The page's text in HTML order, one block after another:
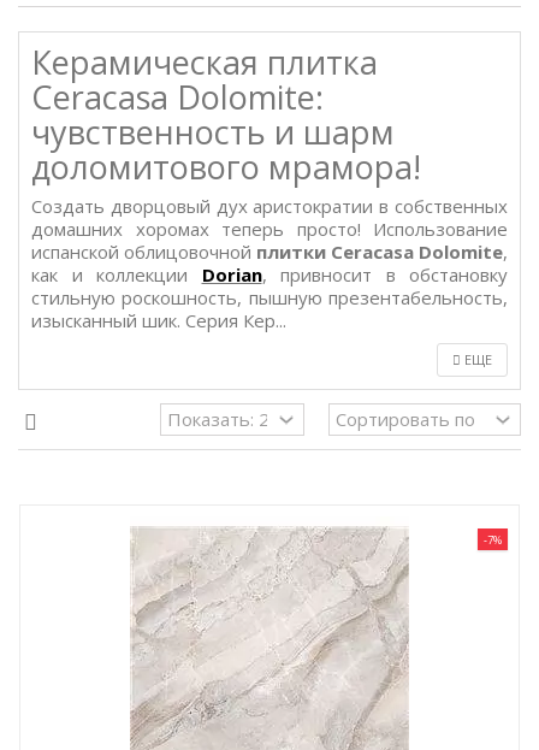
Керамическая плитка
Ceracasa Dolomite:
чувственность и шарм
доломитового мрамора!
Создать дворцовый дух аристократии в собственных
домашних хоромах теперь просто! Использование
испанской облицовочной плитки Ceracasa Dolomite,
как и коллекции Dorian, привносит в обстановку
стильную роскошность, пышную презентабельность,
изысканный шик. Серия Кер...
ЕЩЕ
-7%